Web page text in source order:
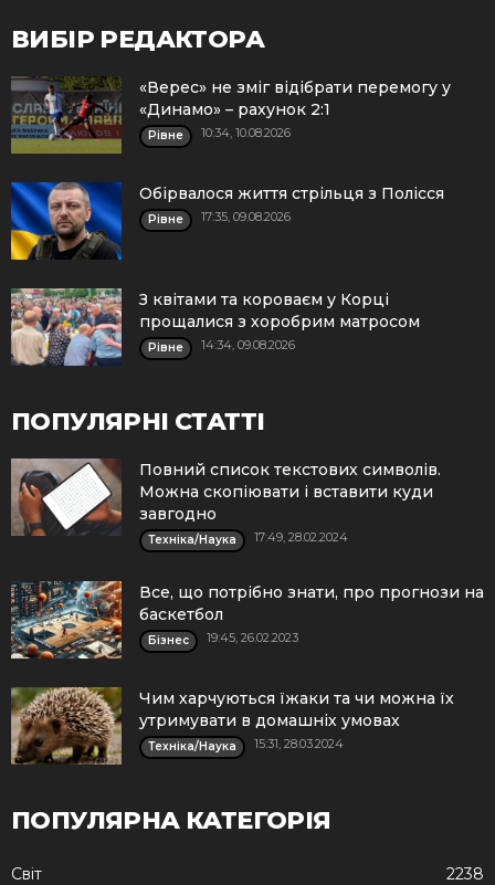
ВИБІР РЕДАКТОРА
«Верес» не зміг відібрати перемогу у
«Динамо» – рахунок 2:1
Рівне 10:34, 10.08.2026
Обірвалося життя стрільця з Полісся
Рівне 17:35, 09.08.2026
З квітами та короваєм у Корці
прощалися з хоробрим матросом
Рівне 14:34, 09.08.2026
ПОПУЛЯРНІ СТАТТІ
Повний список текстових символів.
Можна скопіювати і вставити куди
завгодно
Техніка/Наука 17:49, 28.02.2024
Все, що потрібно знати, про прогнози на
баскетбол
Бізнес 19:45, 26.02.2023
Чим харчуються їжаки та чи можна їх
утримувати в домашніх умовах
Техніка/Наука 15:31, 28.03.2024
ПОПУЛЯРНА КАТЕГОРІЯ
Cвіт
2238